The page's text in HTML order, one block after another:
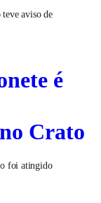
aviso de
é
Crato
foi atingido